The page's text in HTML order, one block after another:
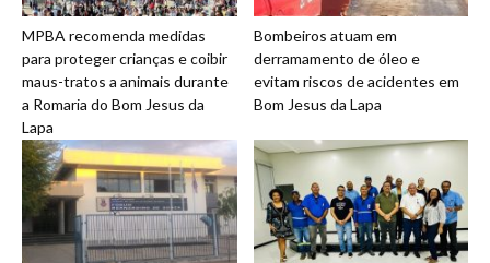
MPBA recomenda medidas
para proteger crianças e coibir
maus-tratos a animais durante
a Romaria do Bom Jesus da
Lapa
Bombeiros atuam em
derramamento de óleo e
evitam riscos de acidentes em
Bom Jesus da Lapa